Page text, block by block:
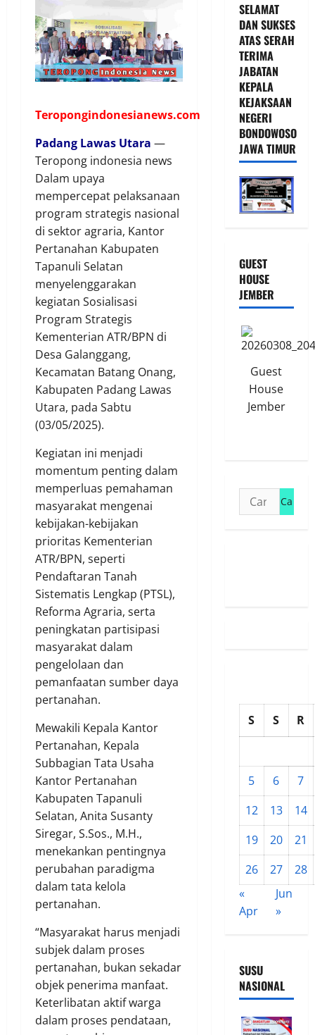
Teropongindonesianews.com
Padang Lawas Utara —
Teropong indonesia news
Dalam upaya
mempercepat pelaksanaan
program strategis nasional
di sektor agraria, Kantor
Pertanahan Kabupaten
Tapanuli Selatan
menyelenggarakan
kegiatan Sosialisasi
Program Strategis
Kementerian ATR/BPN di
Desa Galanggang,
Kecamatan Batang Onang,
Kabupaten Padang Lawas
Utara, pada Sabtu
(03/05/2025).
Kegiatan ini menjadi
momentum penting dalam
memperluas pemahaman
masyarakat mengenai
kebijakan-kebijakan
prioritas Kementerian
ATR/BPN, seperti
Pendaftaran Tanah
Sistematis Lengkap (PTSL),
Reforma Agraria, serta
peningkatan partisipasi
masyarakat dalam
pengelolaan dan
pemanfaatan sumber daya
pertanahan.
Mewakili Kepala Kantor
Pertanahan, Kepala
Subbagian Tata Usaha
Kantor Pertanahan
Kabupaten Tapanuli
Selatan, Anita Susanty
Siregar, S.Sos., M.H.,
menekankan pentingnya
perubahan paradigma
dalam tata kelola
pertanahan.
“Masyarakat harus menjadi
subjek dalam proses
pertanahan, bukan sekadar
objek penerima manfaat.
Keterlibatan aktif warga
dalam proses pendataan,
SELAMAT
DAN SUKSES
ATAS SERAH
TERIMA
JABATAN
KEPALA
KEJAKSAAN
NEGERI
BONDOWOSO
JAWA TIMUR
GUEST
HOUSE
JEMBER
Guest
House
Jember
Cari
untuk:
S S R
5 6
7
12
13
14
19
20
21
26
27
28
«
Apr
Jun
»
SUSU
NASIONAL